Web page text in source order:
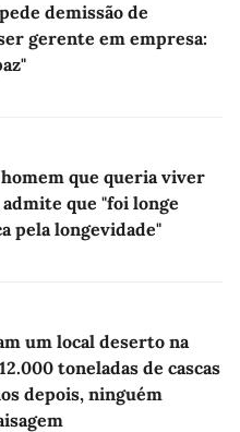
demissão de
gerente em empresa:
que queria viver
admite que "foi longe
pela longevidade"
um local deserto na
toneladas de cascas
depois, ninguém